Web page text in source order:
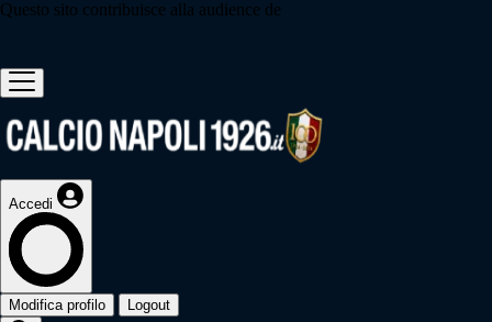
Questo sito contribuisce alla audience de
Accedi
Modifica profilo Logout